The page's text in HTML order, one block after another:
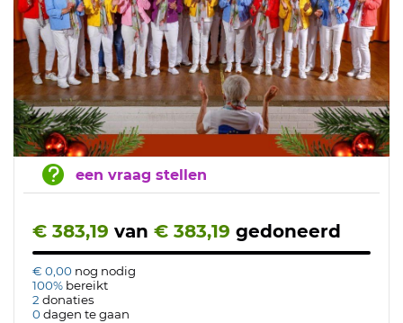
een vraag stellen
€ 383,19 van € 383,19 gedoneerd
€ 0,00 nog nodig
100% bereikt
2 donaties
0dagen te gaan